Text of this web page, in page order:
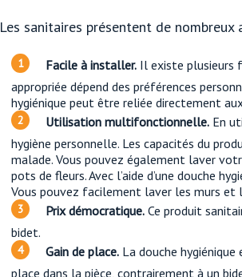
Les sanitaires présentent de nombreux
Facile à installer. Il existe plusieurs
appropriée dépend des préférences
hygiénique peut être reliée directement
Utilisation multifonctionnelle. En
hygiène personnelle. Les capacités du
malade. Vous pouvez également laver
pots de fleurs. Avec l’aide d’une douche
Vous pouvez facilement laver les murs et
Prix ​​démocratique. Ce produit
bidet.
Gain de place. La douche
place dans la pièce, contrairement à un